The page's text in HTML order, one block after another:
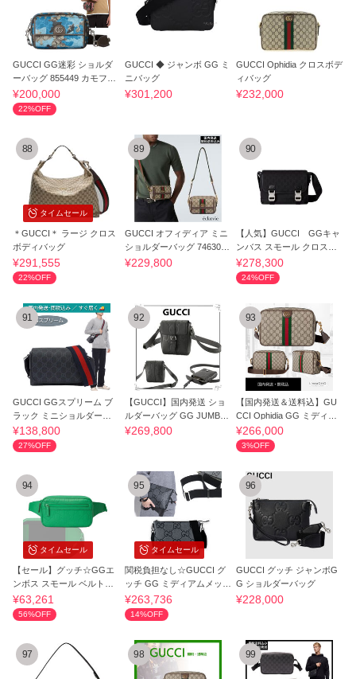
GUCCI GG迷彩 ショルダ
ーバッグ 855449 カモフラ
ージュ
¥200,000
22%OFF
GUCCI ◆ ジャンボ GG ミ
ニバッグ
¥301,200
GUCCI Ophidia クロスボデ
ィバッグ
¥232,000
タイムセール
88
＊GUCCI＊ ラージ クロス
ボディバッグ
¥291,555
22%OFF
89
GUCCI オフィディア ミニ
ショルダーバッグ 746308
96IWT 8745
¥229,800
90
【人気】GUCCI GGキャ
ンバス スモール クロスボ
ディバッグ
¥278,300
24%OFF
91
GUCCI GGスプリーム ブ
ラック ミニショルダーバ
ッグ
¥138,800
27%OFF
92
【GUCCI】国内発送 ショ
ルダーバッグ GG JUMBO
SM ボディバッグ
¥269,800
93
【国内発送＆送料込】GU
CCI Ophidia GG ミディア
ム ボディバッグ
¥266,000
3%OFF
タイムセール
94
【セール】グッチ☆GGエ
ンボス スモール ベルトバ
ッグ☆771422
¥63,261
56%OFF
タイムセール
95
関税負担なし☆GUCCI グ
ッチ GG ミディアムメッセ
ンジャーバッグ
¥263,736
14%OFF
96
GUCCI グッチ ジャンボG
G ショルダーバッグ
¥228,000
97 98 99